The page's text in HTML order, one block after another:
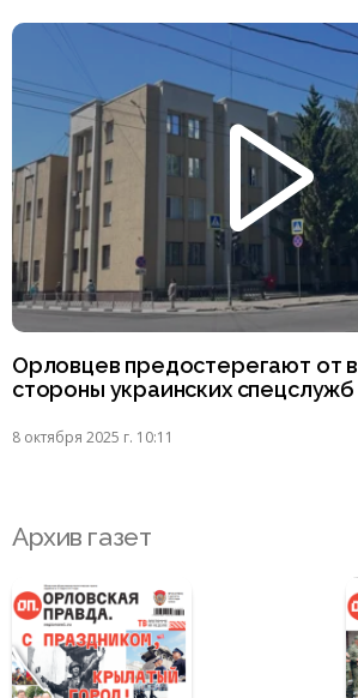
Орловцев предостерегают от
стороны украинских спецслужб
8 октября 2025 г. 10:11
Архив газет